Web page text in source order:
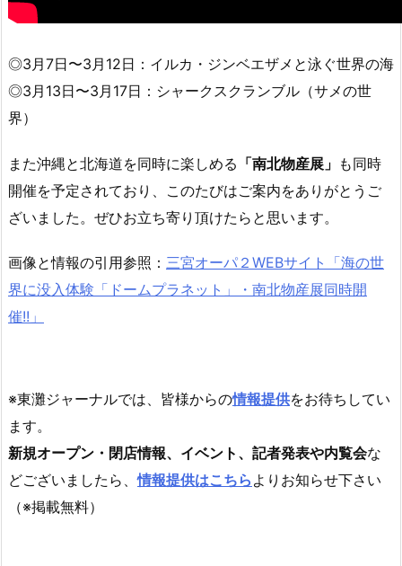
◎3月7日〜3月12日：イルカ・ジンベエザメと泳ぐ世界の海
◎3月13日〜3月17日：シャークスクランブル（サメの世
界）
また沖縄と北海道を同時に楽しめる 「南北物産展」 も同時
開催を予定されており、このたびはご案内をありがとうご
ざいました。ぜひお立ち寄り頂けたらと思います。
画像と情報の引用参照： 三宮オーパ２WEBサイト「海の世
界に没入体験「ドームプラネット」・南北物産展同時開
催!!」
※東灘ジャーナルでは、皆様からの情報提供をお待ちしてい
ます。
新規オープン・閉店情報、イベント、記者発表や内覧会な
どございましたら、情報提供はこちら よりお知らせ下さい
（※掲載無料）